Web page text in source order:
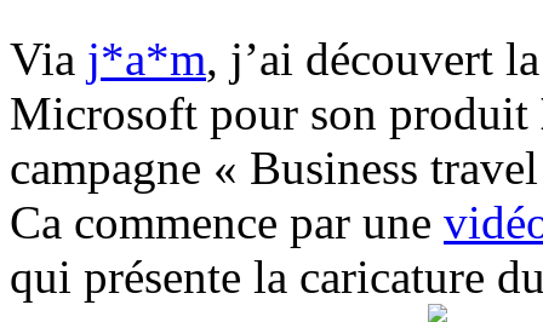
Via j*a*m, j’ai découvert
Microsoft pour son produit
campagne « Business
Ca commence par une
qui présente la caricature